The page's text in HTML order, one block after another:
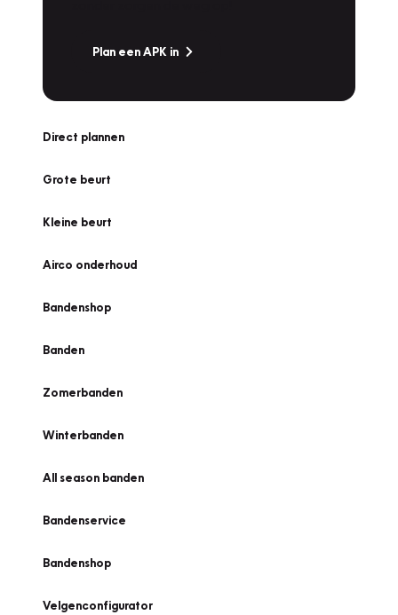
Plan een APK in
Direct plannen
Grote beurt
Kleine beurt
Airco onderhoud
Bandenshop
Banden
Zomerbanden
Winterbanden
All season banden
Bandenservice
Bandenshop
Velgenconfigurator